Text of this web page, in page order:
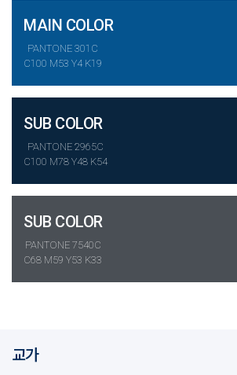
MAIN COLOR
PANTONE 301C
C100 M53 Y4 K19
SUB COLOR
PANTONE 2965C
C100 M78 Y48 K54
SUB COLOR
PANTONE 7540C
C68 M59 Y53 K33
교가